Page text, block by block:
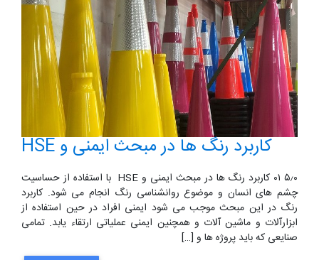
کاربرد رنگ ها در مبحث ایمنی و HSE
۵٫۰ ۰۱ کاربرد رنگ ها در مبحث ایمنی و HSE با استفاده از حساسیت
چشم های انسان و موضوع روانشناسی رنگ انجام می شود. کاربرد
رنگ در این مبحث موجب می شود ایمنی افراد در حین استفاده از
ابزارآلات و ماشین آلات و همچنین ایمنی عملیاتی ارتقاء یابد. تمامی
صنایعی که باید پروژه ها و […]